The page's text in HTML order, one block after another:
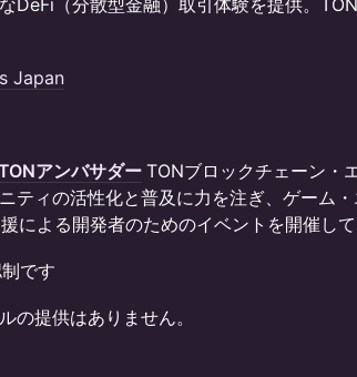
DeFi（分散型金融）取引体験を提供。
Japan
アンバサダー TONブロックチェーン・
ティの活性化と普及に力を注ぎ、ゲーム・
による開発者のためのイベントを開催して
です
の提供はありません。